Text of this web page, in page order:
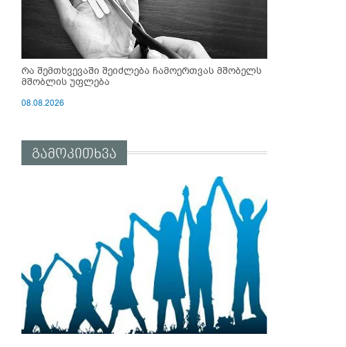
რა შემთხვევაში შეიძლება ჩამოერთვას მშობელს
მშობლის უფლება
08.08.2026
გამოკითხვა